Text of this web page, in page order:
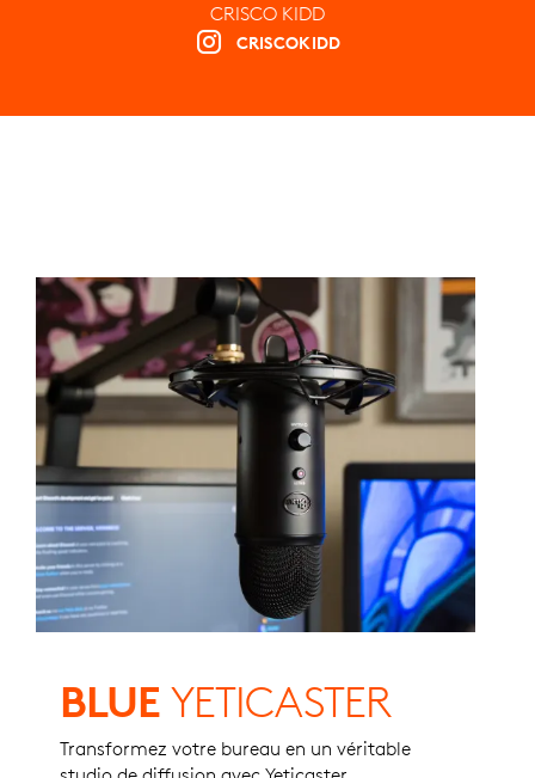
CRISCO KIDD
CRISCOKIDD
BLUE YETICASTER
Transformez votre bureau en un véritable